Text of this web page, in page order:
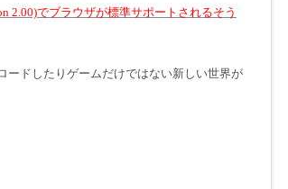
2.00)でブラウザが標準サポートされるそう
ードしたりゲームだけではない新しい世界が